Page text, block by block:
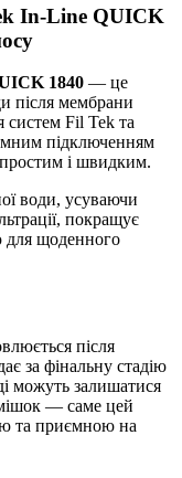
In-Line QUICK
1840 — це
після мембрани
систем Fil Tek та
підключенням
і швидким.
води, усуваючи
покращує
для щоденного
після
за фінальну стадію
можуть залишатися
— саме цей
та приємною на